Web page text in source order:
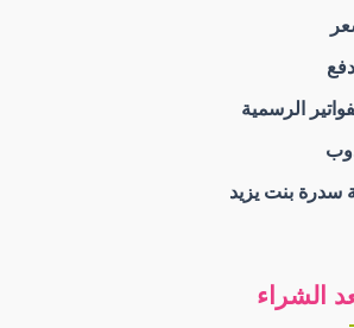
الرسمية
سدرة بنت يزيد
الشراء